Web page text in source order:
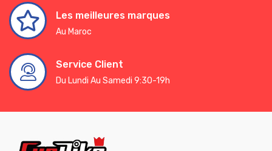
Les meilleures marques
Au Maroc
Service Client
Du Lundi Au Samedi 9:30-19h